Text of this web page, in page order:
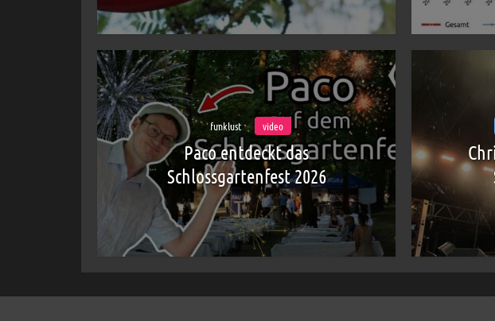
funklust video
Paco entdeckt das
Schlossgartenfest 2026